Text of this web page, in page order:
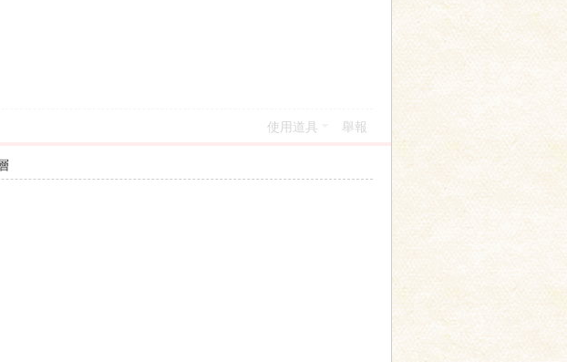
使用道具 舉報